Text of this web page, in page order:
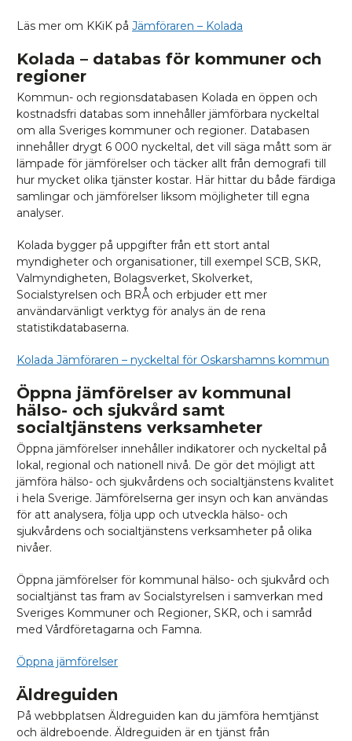
Läs mer om KKiK på Jämföraren – Kolada
Kolada – databas för kommuner och
regioner
Kommun- och regionsdatabasen Kolada en öppen och
kostnadsfri databas som innehåller jämförbara nyckeltal
om alla Sveriges kommuner och regioner. Databasen
innehåller drygt 6 000 nyckeltal, det vill säga mått som är
lämpade för jämförelser och täcker allt från demografi till
hur mycket olika tjänster kostar. Här hittar du både färdiga
samlingar och jämförelser liksom möjligheter till egna
analyser.
Kolada bygger på uppgifter från ett stort antal
myndigheter och organisationer, till exempel SCB, SKR,
Valmyndigheten, Bolagsverket, Skolverket,
Socialstyrelsen och BRÅ och erbjuder ett mer
användarvänligt verktyg för analys än de rena
statistikdatabaserna.
Kolada Jämföraren – nyckeltal för Oskarshamns kommun
Öppna jämförelser av kommunal
hälso- och sjukvård samt
socialtjänstens verksamheter
Öppna jämförelser innehåller indikatorer och nyckeltal på
lokal, regional och nationell nivå. De gör det möjligt att
jämföra hälso- och sjukvårdens och socialtjänstens kvalitet
i hela Sverige. Jämförelserna ger insyn och kan användas
för att analysera, följa upp och utveckla hälso- och
sjukvårdens och socialtjänstens verksamheter på olika
nivåer.
Öppna jämförelser för kommunal hälso- och sjukvård och
socialtjänst tas fram av Socialstyrelsen i samverkan med
Sveriges Kommuner och Regioner, SKR, och i samråd
med Vårdföretagarna och Famna.
Öppna jämförelser
Äldreguiden
På webbplatsen Äldreguiden kan du jämföra hemtjänst
och äldreboende. Äldreguiden är en tjänst från